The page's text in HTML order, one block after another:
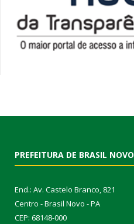
PREFEITURA DE BRASIL NOVO
End.: Av. Castelo Branco, 821
Centro - Brasil Novo - PA
CEP: 68148-000